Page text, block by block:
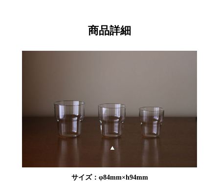
商品詳細
サイズ：φ84mm×h94mm